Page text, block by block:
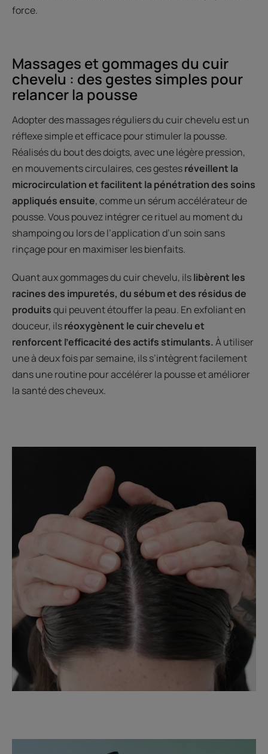
force.
Massages et gommages du cuir
chevelu : des gestes simples pour
relancer la pousse
Adopter des massages réguliers du cuir chevelu est un
réflexe simple et efficace pour stimuler la pousse.
Réalisés du bout des doigts, avec une légère pression,
en mouvements circulaires, ces gestesréveillent la
microcirculation et facilitent la pénétration des soins
appliqués ensuite, comme un sérum accélérateur de
pousse. Vous pouvez intégrer ce rituel au moment du
shampoing ou lors de l’application d’un soin sans
rinçage pour en maximiser les bienfaits.
Quant aux gommages du cuir chevelu, ilslibèrent les
racines des impuretés, du sébum et des résidus de
produitsqui peuvent étouffer la peau. En exfoliant en
douceur, ilsréoxygènent le cuir chevelu et
renforcent l’efficacité des actifs stimulants.À utiliser
une à deux fois par semaine, ils s’intègrent facilement
dans une routine pour accélérer la pousse et améliorer
la santé des cheveux.